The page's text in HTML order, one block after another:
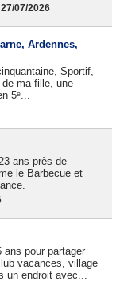
07/2026
Ardennes,
Sportif,
ma fille, une
5ᵉ...
ans près de
le Barbecue et
pour partager
vacances, village
endroit avec...